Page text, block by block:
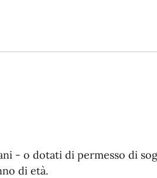
- o dotati di permesso di
di età.